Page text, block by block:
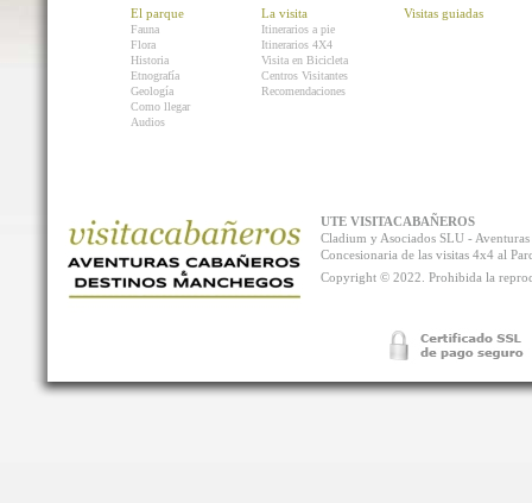
El parque
Fauna
Flora
Historia
Etnografía
Geología
Como llegar
Audios
La visita
Itinerarios a pie
Itinerarios 4X4
Visita en Bicicleta
Centros Visitantes
Recomendaciones
Visitas guiadas
UTE VISITACABAÑEROS
Cladium y Asociados SLU -
Concesionaria de las visitas 4x4 al
Copyright © 2022. Prohibida la